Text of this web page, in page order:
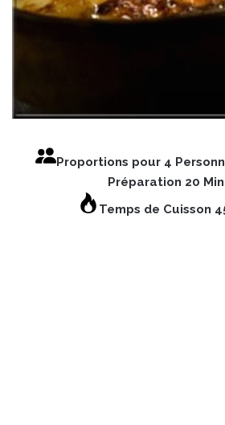
Proportions pour 4
Préparation 20
Temps de Cuisson